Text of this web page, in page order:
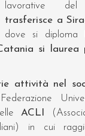
lavorative
trasferisce a
dove si diploma
si laurea
attività nel
ACLI
in cui